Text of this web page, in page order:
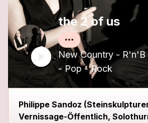
the 2 of us
New Country - R'n'B
- Pop - Rock
Philippe Sandoz
Vernissage-Öffentlich,